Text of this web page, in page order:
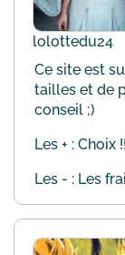
lolottedu24
Ce site est
tailles et de
conseil ;)
Les + : Choix !!
Les - : Les